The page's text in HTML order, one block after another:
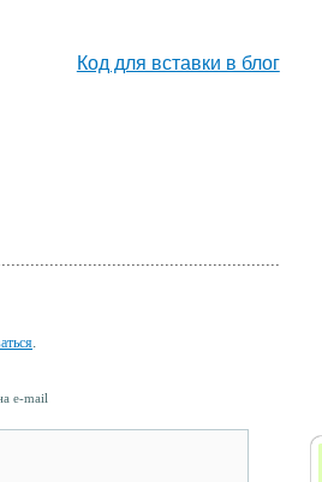
Код для вставки в блог
.
e-mail